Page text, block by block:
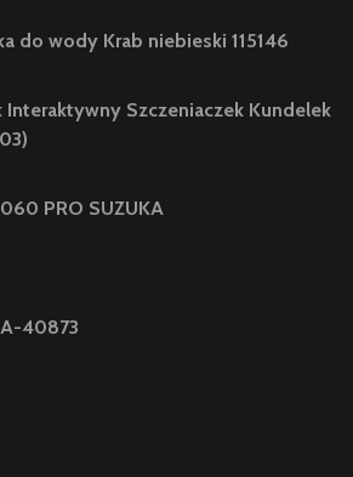
do wody Krab niebieski 115146
Interaktywny Szczeniaczek Kundelek
PRO SUZUKA
40873